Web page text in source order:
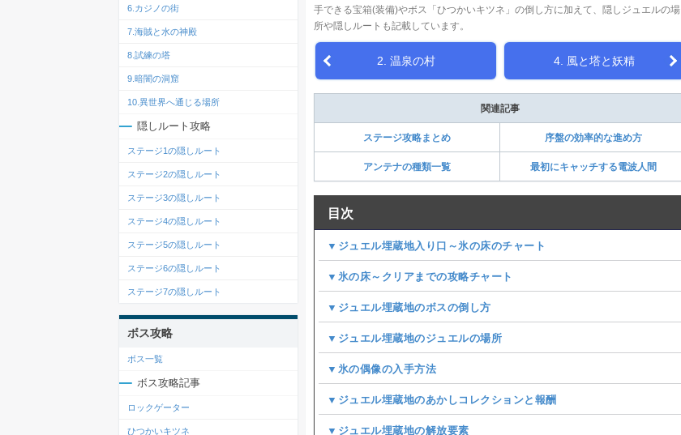
手できる宝箱(装備)やボス「ひつかいキツネ」の倒し方に加えて、隠しジュエルの場
所や隠しルートも記載しています。
2. 温泉の村 4. 風と塔と妖精
関連記事
ステージ攻略まとめ 序盤の効率的な進め方
アンテナの種類一覧 最初にキャッチする電波人間
目次
▼ジュエル埋蔵地入り口～氷の床のチャート
▼氷の床～クリアまでの攻略チャート
▼ジュエル埋蔵地のボスの倒し方
▼ジュエル埋蔵地のジュエルの場所
▼氷の偶像の入手方法
▼ジュエル埋蔵地のあかしコレクションと報酬
▼ジュエル埋蔵地の解放要素
6.カジノの街
7.海賊と水の神殿
8.試練の塔
9.暗闇の洞窟
10.異世界へ通じる場所
隠しルート攻略
ステージ1の隠しルート
ステージ2の隠しルート
ステージ3の隠しルート
ステージ4の隠しルート
ステージ5の隠しルート
ステージ6の隠しルート
ステージ7の隠しルート
ボス攻略
ボス一覧
ボス攻略記事
ロックゲーター
ひつかいキツネ